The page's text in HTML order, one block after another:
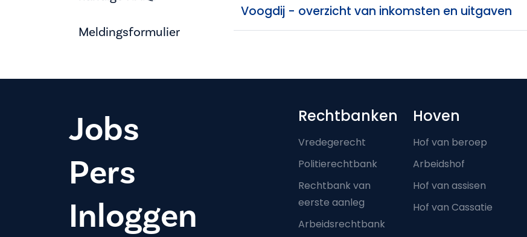
Meldingsformulier
Voogdij - overzicht van inkomsten en uitgaven
Jobs
Pers
Inloggen
Footer-menu
Rechtbanken
Vredegerecht
Politierechtbank
Rechtbank van
eerste aanleg
Arbeidsrechtbank
Hoven
Hof van beroep
Arbeidshof
Hof van assisen
Hof van Cassatie